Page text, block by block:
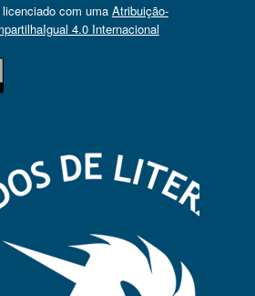
com uma Atribuição-
4.0 Internacional